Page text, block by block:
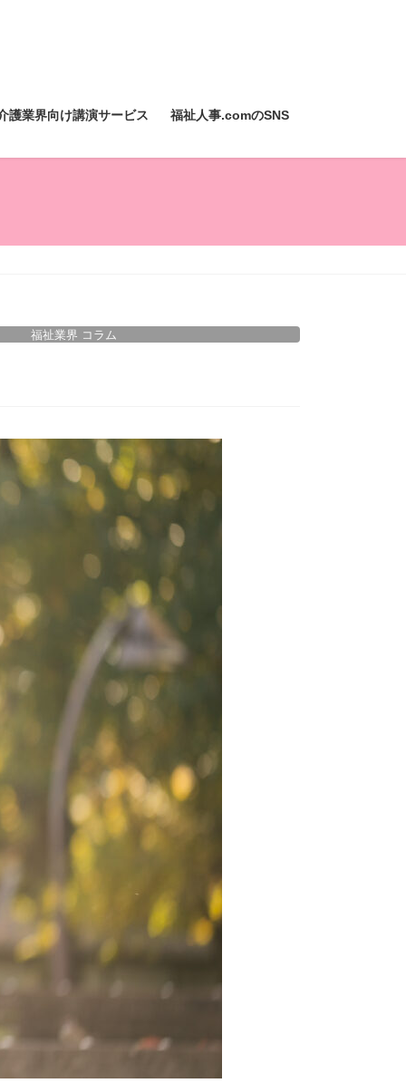
護業界向け講演サービス 福祉人事.comのSNS
福祉業界 コラム